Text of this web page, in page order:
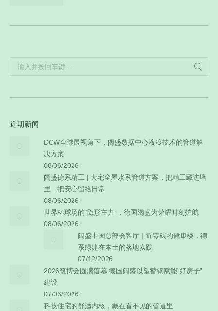
Search:
近期新闻
DCW全球展视角下，阔盛数据中心液冷技术的管道解
决方案
08/06/2026
阔盛德系精工 | 大宅全屋水系管道方案，把精工藏进墙
里，把安心留给日常
08/06/2026
世界杯球场的“隐形主力”，德国阔盛为荣耀时刻护航
08/06/2026
阔盛中国总部会客厅｜近零碳的健康楼，德
系绿建在本土的落地实践
07/12/2026
2026筑博会圆满落幕 德国阔盛以塑替钢赋能”好房子”
建设
07/03/2026
科技住宅的舒适内核，藏在看不见的管道里